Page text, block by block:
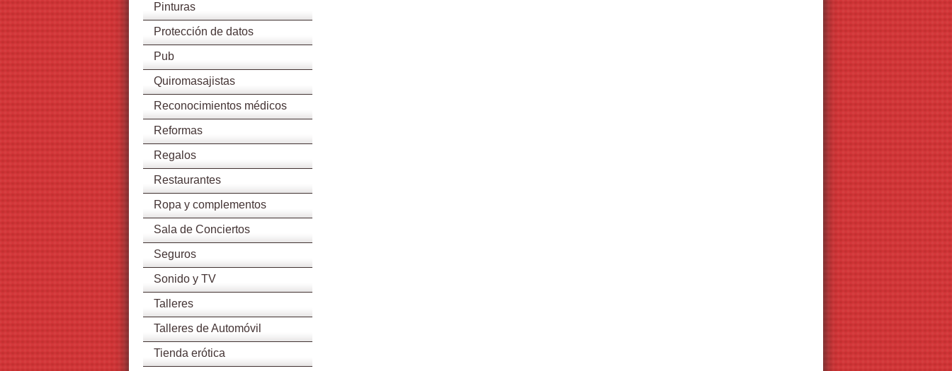
Pinturas
Protección de datos
Pub
Quiromasajistas
Reconocimientos médicos
Reformas
Regalos
Restaurantes
Ropa y complementos
Sala de Conciertos
Seguros
Sonido y TV
Talleres
Talleres de Automóvil
Tienda erótica